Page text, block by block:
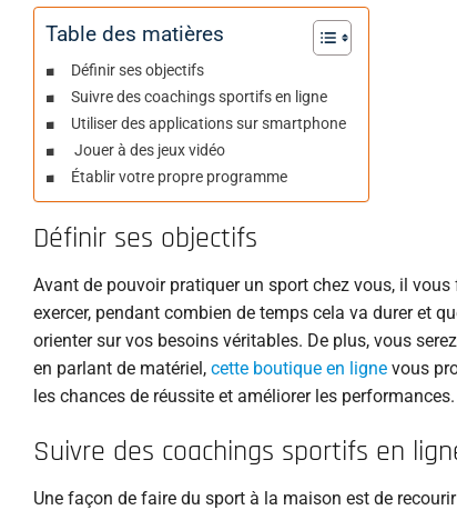
Table des matières
Définir ses objectifs
Suivre des coachings sportifs en ligne
Utiliser des applications sur smartphone
Jouer à des jeux vidéo
Établir votre propre programme
Définir ses objectifs
Avant de pouvoir pratiquer un sport chez vous, il
exercer, pendant combien de temps cela va durer et
orienter sur vos besoins véritables. De plus, vous
en parlant de matériel, cette boutique en ligne vous
les chances de réussite et améliorer les
Suivre des coachings sportifs en
Une façon de faire du sport à la maison est de